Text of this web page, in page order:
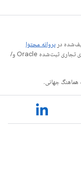
در پروانه محتوا
هستند. جاوا و OpenJDK علامت‌های تجاری یا علامت‌های تجاری ثبت‌شده Oracle و/